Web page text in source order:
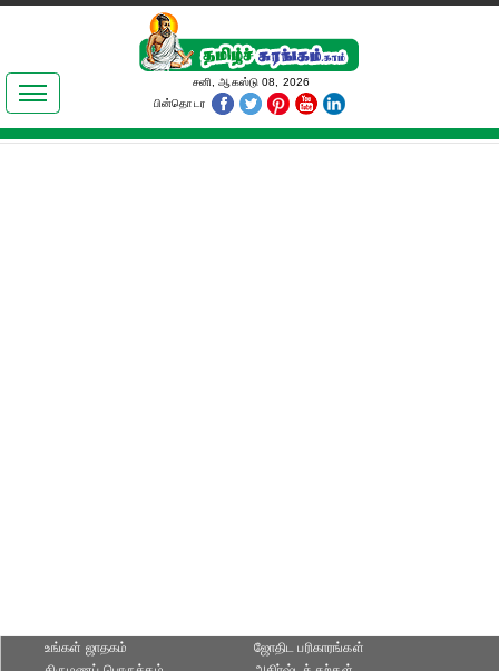
இலக்கியங்கள்
தமிழ் உலகம்
சனி, ஆகஸ்டு 08, 2026
பின்தொடர
உங்கள் ஜாதகம்
ஜோதிட ப‌ரிகார‌ங்க‌ள்